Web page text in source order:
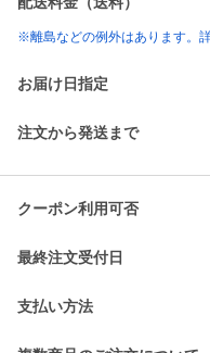
※離島などの例外はあります。
お届け日指定
注文から発送まで
クーポン利用可否
最終注文受付日
支払い方法